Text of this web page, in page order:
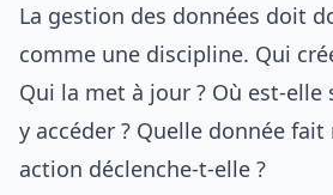
La gestion des données doit
comme une discipline. Qui
Qui la met à jour ? Où est-elle
y accéder ? Quelle donnée fait
action déclenche-t-elle ?